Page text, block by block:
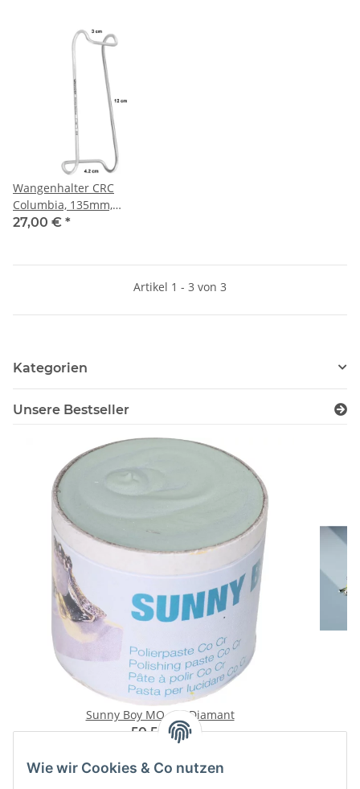
Wangenhalter CRC
Columbia, 135mm,
chirurgischer Edelstahl
27,00 € *
Artikel 1 - 3 von 3
Kategorien
Unsere Bestseller
Sunny Boy MO mit Diamant
50,50 €*
Wie wir Cookies & Co nutzen